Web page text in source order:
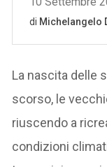
La nascita delle
scorso, le
riuscendo a
condizioni